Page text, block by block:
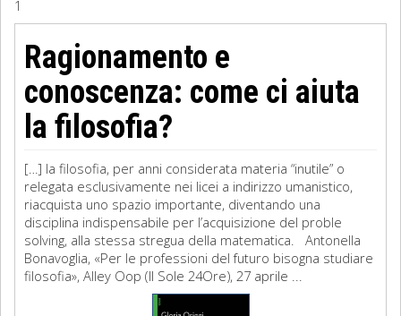
Filosofia
Storia
Diritto
1
Ragionamento e
conoscenza: come ci aiuta
la filosofia?
[…] la filosofia, per anni considerata materia “inutile” o
relegata esclusivamente nei licei a indirizzo umanistico,
riacquista uno spazio importante, diventando una
disciplina indispensabile per l’acquisizione del proble
solving, alla stessa stregua della matematica. Antonella
Bonavoglia, «Per le professioni del futuro bisogna studiare
filosofia», Alley Oop (Il Sole 24Ore), 27 aprile ...